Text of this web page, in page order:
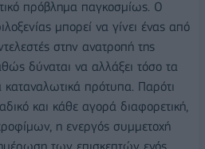
πρόβλημα παγκοσμίως. Ο
μπορεί να γίνει ένας από
στην ανατροπή της
δύναται να αλλάξει τόσο τα
καταναλωτικά πρότυπα. Παρότι
και κάθε αγορά διαφορετική,
η ενεργός συμμετοχή
των επισκεπτών ενός